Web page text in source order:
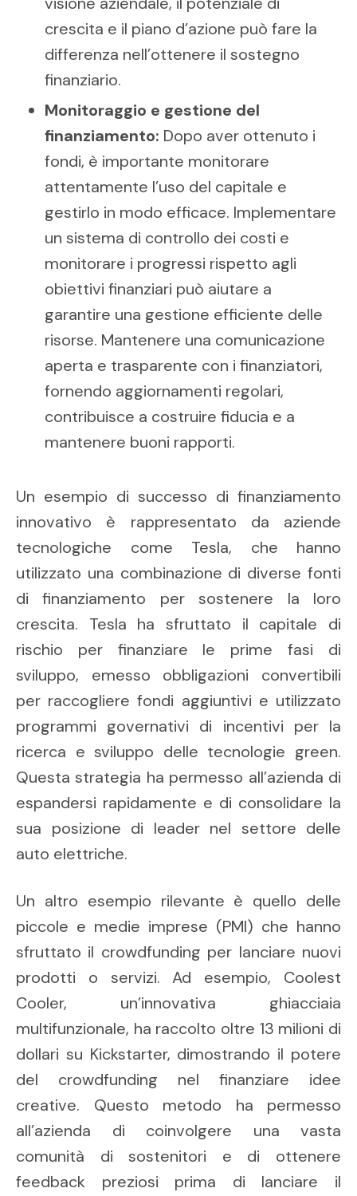
crescita e il piano d’azione può fare la
differenza nell’ottenere il sostegno
finanziario.
Monitoraggio e gestione del
finanziamento: Dopo aver ottenuto i
fondi, è importante monitorare
attentamente l’uso del capitale e
gestirlo in modo efficace. Implementare
un sistema di controllo dei costi e
monitorare i progressi rispetto agli
obiettivi finanziari può aiutare a
garantire una gestione efficiente delle
risorse. Mantenere una comunicazione
aperta e trasparente con i finanziatori,
fornendo aggiornamenti regolari,
contribuisce a costruire fiducia e a
mantenere buoni rapporti.
Un esempio di successo di finanziamento
innovativo è rappresentato da aziende
tecnologiche come Tesla, che hanno
utilizzato una combinazione di diverse fonti
di finanziamento per sostenere la loro
crescita. Tesla ha sfruttato il capitale di
rischio per finanziare le prime fasi di
sviluppo, emesso obbligazioni convertibili
per raccogliere fondi aggiuntivi e utilizzato
programmi governativi di incentivi per la
ricerca e sviluppo delle tecnologie green.
Questa strategia ha permesso all’azienda di
espandersi rapidamente e di consolidare la
sua posizione di leader nel settore delle
auto elettriche.
Un altro esempio rilevante è quello delle
piccole e medie imprese (PMI) che hanno
sfruttato il crowdfunding per lanciare nuovi
prodotti o servizi. Ad esempio, Coolest
Cooler, un’innovativa ghiacciaia
multifunzionale, ha raccolto oltre 13 milioni di
dollari su Kickstarter, dimostrando il potere
del crowdfunding nel finanziare idee
creative. Questo metodo ha permesso
all’azienda di coinvolgere una vasta
comunità di sostenitori e di ottenere
feedback preziosi prima di lanciare il